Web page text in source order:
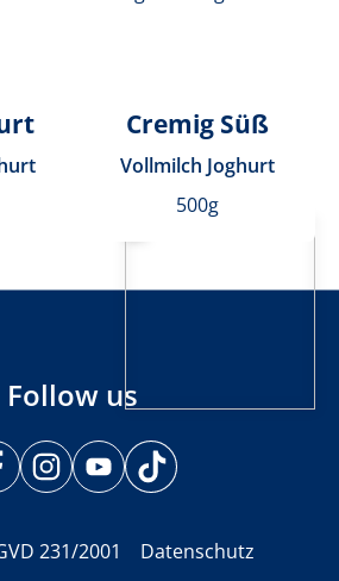
Cremig Süß
Vollmilch Joghurt
500g
Follow us
231/2001
Datenschutz